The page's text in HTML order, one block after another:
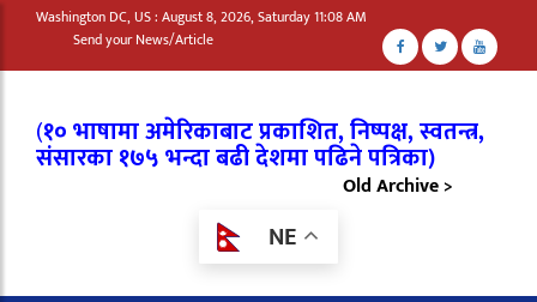
Washington DC, US : August 8, 2026, Saturday 11:08 AM
Send your News/Article
(१० भाषामा अमेरिकाबाट प्रकाशित, निष्पक्ष, स्वतन्त्र,
संसारका १७५ भन्दा बढी देशमा पढिने पत्रिका)
Old Archive >
NE